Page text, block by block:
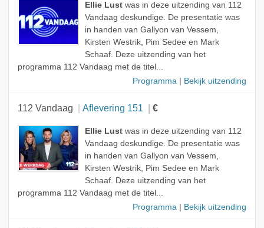
Ellie Lustwas in deze uitzending van 112
Vandaag deskundige. De presentatie was
in handen van Gallyon van Vessem,
Kirsten Westrik, Pim Sedee en Mark
Schaaf. Deze uitzending van het
programma 112 Vandaag met de titel...
Programma
Bekijk uitzending
112 Vandaag Aflevering 151 €
Ellie Lustwas in deze uitzending van 112
Vandaag deskundige. De presentatie was
in handen van Gallyon van Vessem,
Kirsten Westrik, Pim Sedee en Mark
Schaaf. Deze uitzending van het
programma 112 Vandaag met de titel...
Programma
Bekijk uitzending